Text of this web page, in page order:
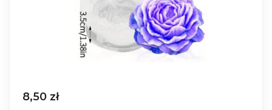
8,50 zł